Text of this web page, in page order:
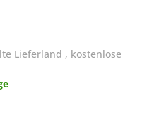
Lieferland , kostenlose